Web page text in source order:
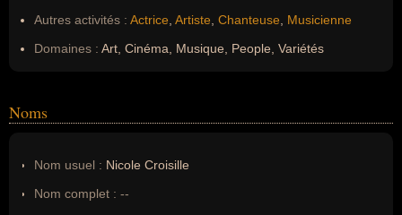
Autres activités : Actrice Artiste Chanteuse
Musicienne
Domaines : Art, Cinéma, Musique, People, Variétés
Noms
Nom usuel : Nicole Croisille
Nom complet : --